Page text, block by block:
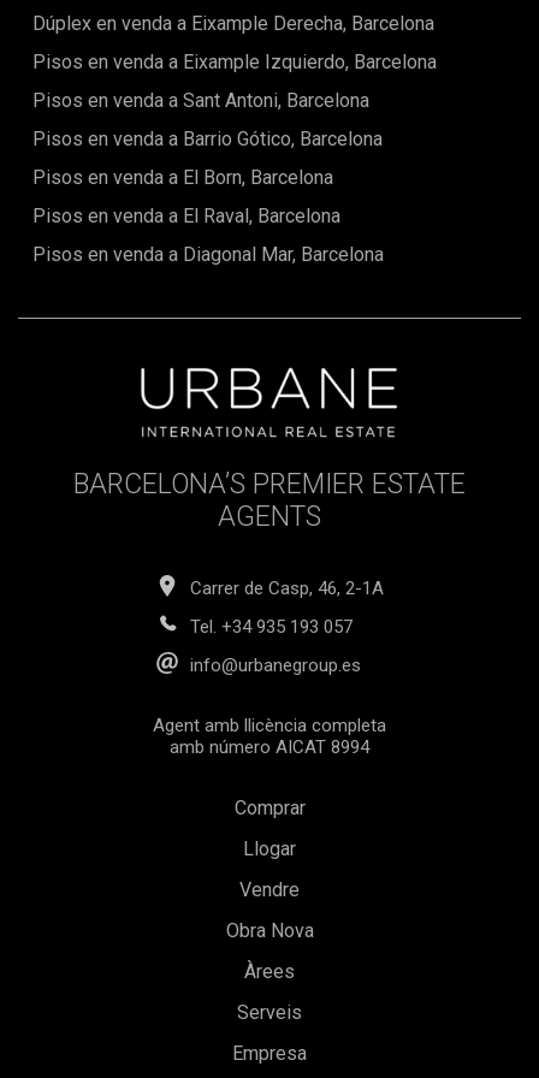
Dúplex en venda a Eixample Derecha, Barcelona
Pisos en venda a Eixample Izquierdo, Barcelona
Pisos en venda a Sant Antoni, Barcelona
Pisos en venda a Barrio Gótico, Barcelona
Pisos en venda a El Born, Barcelona
Pisos en venda a El Raval, Barcelona
Pisos en venda a Diagonal Mar, Barcelona
BARCELONA’S PREMIER ESTATE
AGENTS
Carrer de Casp, 46, 2-1A
Tel. +34 935 193 057
info@urbanegroup.es
Agent amb llicència completa
amb número AICAT 8994
Comprar
Llogar
Vendre
Obra Nova
Àrees
Serveis
Empresa